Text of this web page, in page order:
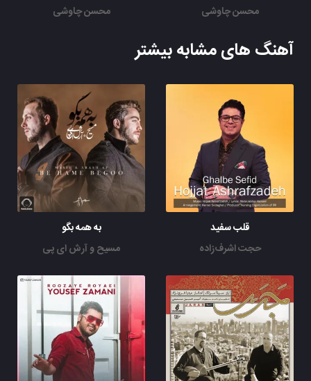
محسن چاوشی
محسن چاوشی
آهنگ های مشابه بیشتر
قلب سفید
حجت اشرف‌زاده
به همه بگو
مسیح و آرش ای پی